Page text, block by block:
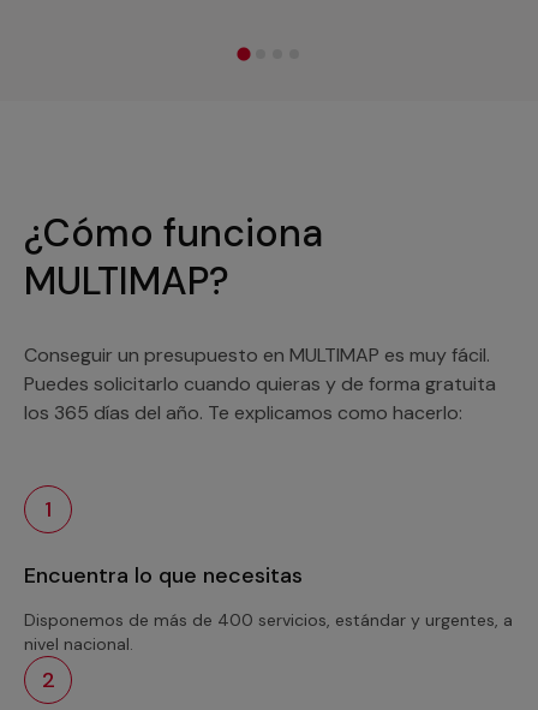
¿Cómo funciona
MULTIMAP?
Conseguir un presupuesto en MULTIMAP es muy fácil.
Puedes solicitarlo cuando quieras y de forma gratuita
los 365 días del año. Te explicamos como hacerlo:
1
Encuentra lo que necesitas
Disponemos de más de 400 servicios, estándar y urgentes, a
nivel nacional.
2